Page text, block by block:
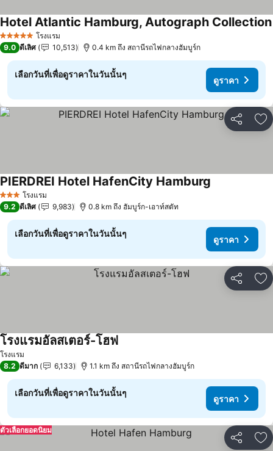
5 ดาว โรงแรม
Hotel Atlantic Hamburg, Autograph Collection
9.0 ดีเลิศ 10,513 0.4 km ถึง สถานีรถไฟกลางฮัมบูร์ก
เลือกวันที่เพื่อดูราคาในวันนั้นๆ
ดูราคา
แชร์ เ
3 ดาว โรงแรม
PIERDREI Hotel HafenCity Hamburg
9.2 ดีเลิศ 9,983 0.8 km ถึง ฮัมบูร์ก-เอาท์สตัท
เลือกวันที่เพื่อดูราคาในวันนั้นๆ
ดูราคา
แชร์ เ
โรงแรม
โรงแรมอัลสเตอร์-โฮฟ
8.2 ดีมาก 6,133 1.1 km ถึง สถานีรถไฟกลางฮัมบูร์ก
เลือกวันที่เพื่อดูราคาในวันนั้นๆ
ดูราคา
แชร์ เ
ตัวเลือกยอดนิยม